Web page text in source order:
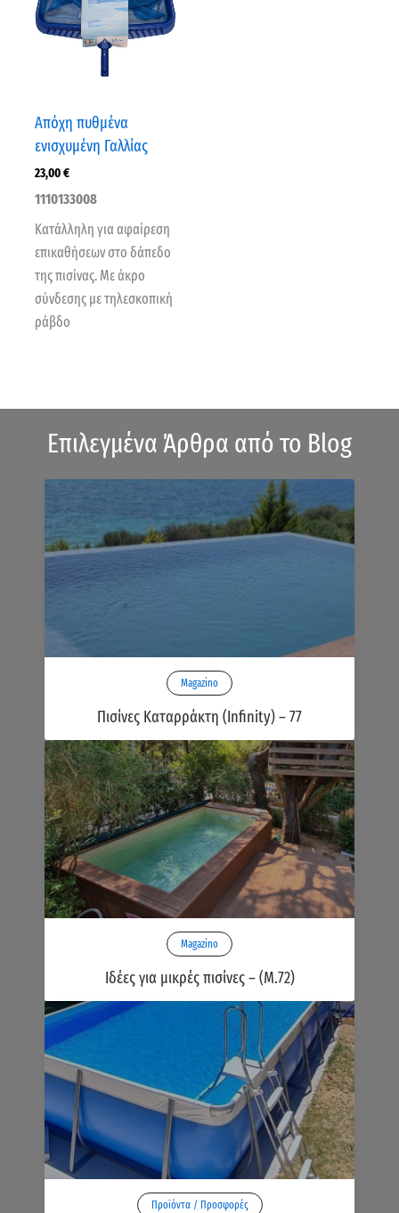
Απόχη πυθμένα
ενισχυμένη Γαλλίας
23,00€
1110133008
Κατάλληλη για αφαίρεση
επικαθήσεων στο δάπεδο
της πισίνας. Με άκρο
σύνδεσης με τηλεσκοπική
ράβδο
Επιλεγμένα Άρθρα από το Blog
Magazino
Πισίνες Καταρράκτη (Infinity) – 77
Magazino
Ιδέες για μικρές πισίνες – (Μ.72)
Προϊόντα / Προσφορές